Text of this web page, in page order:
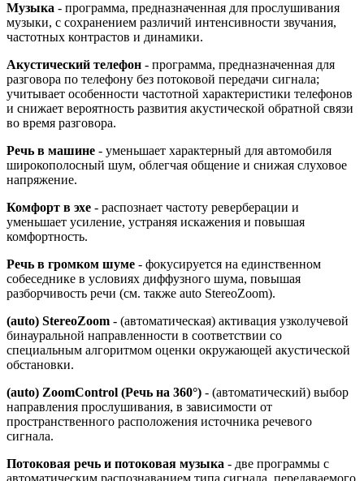
Музыка - программа, предназначенная для прослушивания
музыки, с сохранением различий интенсивности звучания,
частотных контрастов и динамики.
Акустический телефон - программа, предназначенная для
разговора по телефону без потоковой передачи сигнала;
учитывает особенности частотной характеристики телефонов
и снижает вероятность развития акустической обратной связи
во время разговора.
Речь в машине - уменьшает характерный для автомобиля
широкополосный шум, облегчая общение и снижая слуховое
напряжение.
Комфорт в эхе - распознает частоту реверберации и
уменьшает усиление, устраняя искажения и повышая
комфортность.
Речь в громком шуме - фокусируется на единственном
собеседнике в условиях диффузного шума, повышая
разборчивость речи (см. также auto StereoZoom).
(auto) StereoZoom - (автоматическая) активация узколучевой
бинауральной направленности в соответствии со
специальным алгоритмом оценки окружающей акустической
обстановки.
(auto) ZoomControl (Речь на 360°) - (автоматический) выбор
направления прослушивания, в зависимости от
пространственного расположения источника речевого
сигнала.
Потоковая речь и потоковая музыка - две программы с